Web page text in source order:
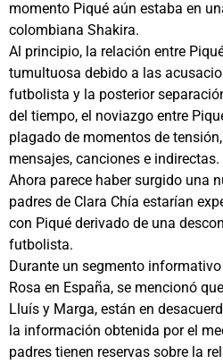
momento Piqué aún estaba en
colombiana Shakira.
Al principio, la relación entre
tumultuosa debido a las
futbolista y la posterior
del tiempo, el noviazgo entre
plagado de momentos de
mensajes, canciones e indirectas.
Ahora parece haber surgido una
padres de Clara Chía estarían
con Piqué derivado de una
futbolista.
Durante un segmento
Rosa en España, se mencionó
Lluís y Marga, están en
la información obtenida por el
padres tienen reservas sobre la